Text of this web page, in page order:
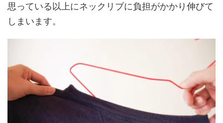
思っている以上にネックリブに負担がかかり伸びて
しまいます。